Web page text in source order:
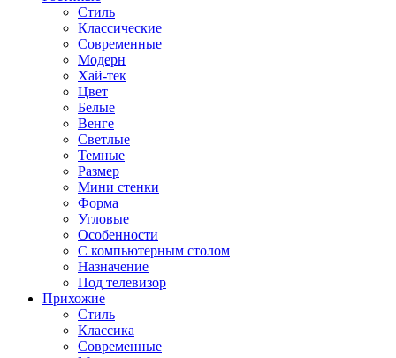
Стиль
Классические
Современные
Модерн
Хай-тек
Цвет
Белые
Венге
Светлые
Темные
Размер
Мини стенки
Форма
Угловые
Особенности
С компьютерным столом
Назначение
Под телевизор
Прихожие
Стиль
Классика
Современные